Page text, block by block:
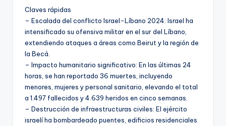
Claves rápidas
– Escalada del conflicto Israel-Líbano 2024: Israel ha
intensificado su ofensiva militar en el sur del Líbano,
extendiendo ataques a áreas como Beirut y la región de
la Becá.
– Impacto humanitario significativo: En las últimas 24
horas, se han reportado 36 muertes, incluyendo
menores, mujeres y personal sanitario, elevando el total
a 1.497 fallecidos y 4.639 heridos en cinco semanas.
– Destrucción de infraestructuras civiles: El ejército
israelí ha bombardeado puentes, edificios residenciales